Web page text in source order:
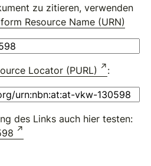
zu zitieren, verwenden
Resource Name (URN)
Locator (PURL) :
des Links auch hier testen: